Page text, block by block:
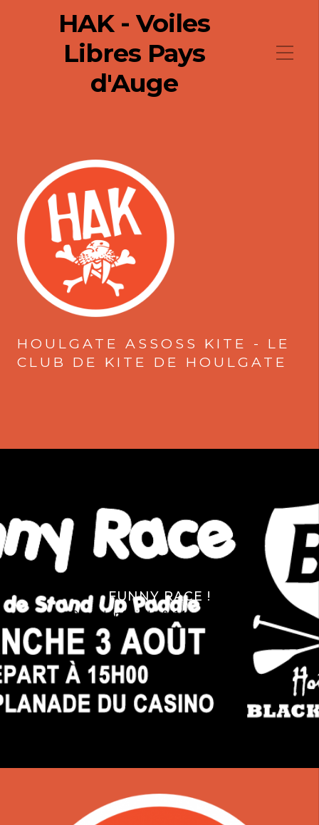
HAK - Voiles
Libres Pays
d'Auge
HOULGATE ASSOSS KITE - LE
CLUB DE KITE DE HOULGATE
FUNNY RACE !
Posted on25 juillet 2014byMateoone